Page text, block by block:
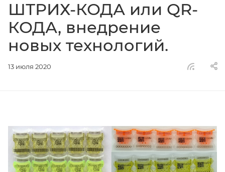
ШТРИХ-КОДА или QR-
КОДА, внедрение
новых технологий.
13 июля 2020